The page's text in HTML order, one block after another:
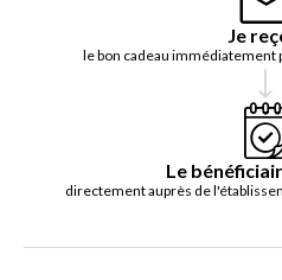
Je
le bon cadeau immédiatement
Le
directement auprès de